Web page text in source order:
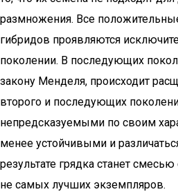
размножения. Все
гибридов проявляются
поколении. В последующих
закону Менделя, происходит
второго и последующих
непредсказуемыми по своим
менее устойчивыми и
результате грядка станет
не самых лучших экземпляров.